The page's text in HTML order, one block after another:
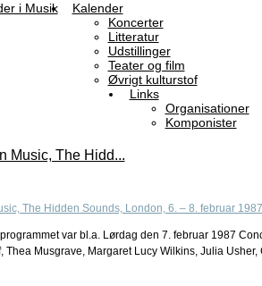
i Musik
Kalender
Koncerter
Litteratur
Udstillinger
Teater og film
Øvrigt kulturstof
Links
Organisationer
Komponister
Music, The Hidd...
var bl.a. Lørdag den 7. februar 1987
Thea Musgrave, Margaret Lucy Wilkins, Julia